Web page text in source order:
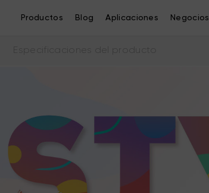
Productos Blog Aplicaciones Negocios